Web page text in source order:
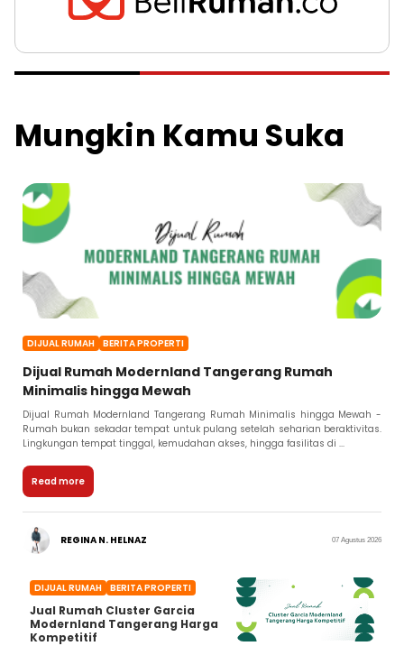
Mungkin Kamu Suka
DIJUAL RUMAH BERITA PROPERTI
Dijual Rumah Modernland Tangerang Rumah
Minimalis hingga Mewah
Dijual Rumah Modernland Tangerang Rumah Minimalis hingga Mewah -
Rumah bukan sekadar tempat untuk pulang setelah seharian beraktivitas.
Lingkungan tempat tinggal, kemudahan akses, hingga fasilitas di ...
Read more
REGINA N. HELNAZ 07 Agustus 2026
DIJUAL RUMAH BERITA PROPERTI
Jual Rumah Cluster Garcia
Modernland Tangerang Harga
Kompetitif